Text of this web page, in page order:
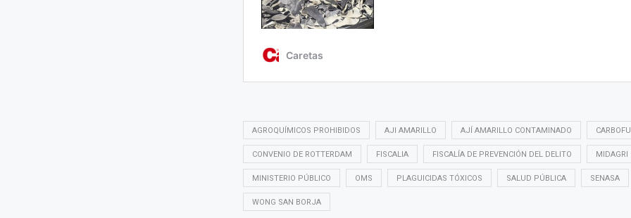
AGROQUÍMICOS PROHIBIDOS AJI AMARILLO AJÍ AMARILLO CONTAMINADO
CONVENIO DE ROTTERDAM FISCALIA FISCALÍA DE PREVENCIÓN DEL DELITO MIDAGRI
MINISTERIO PÚBLICO OMS PLAGUICIDAS TÓXICOS SALUD PÚBLICA SENASA
WONG SAN BORJA